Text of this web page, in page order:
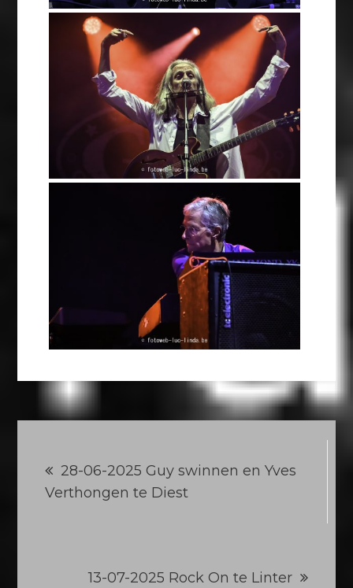
28-06-2025 Guy swinnen en Yves
Verthongen te Diest
13-07-2025 Rock On te Linter